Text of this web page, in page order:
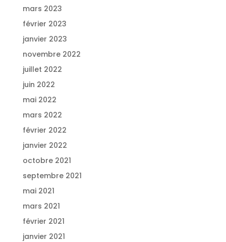
mars 2023
février 2023
janvier 2023
novembre 2022
juillet 2022
juin 2022
mai 2022
mars 2022
février 2022
janvier 2022
octobre 2021
septembre 2021
mai 2021
mars 2021
février 2021
janvier 2021